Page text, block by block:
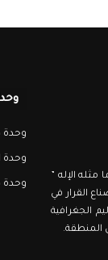
وما مثله الإله ”
القرار في
الجغرافية
المنطقة.
وحدة
وحدة
وحدة